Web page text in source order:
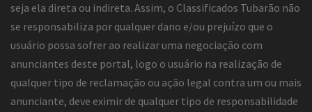
seja ela direta ou indireta. Assim, o Classificados Tubarão não
se responsabiliza por qualquer dano e/ou prejuízo que o
usuário possa sofrer ao realizar uma negociação com
anunciantes deste portal, logo o usuário na realização de
qualquer tipo de reclamação ou ação legal contra um ou mais
anunciante, deve eximir de qualquer tipo de responsabilidade